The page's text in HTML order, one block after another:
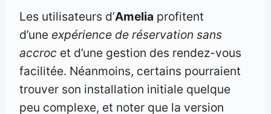
Les utilisateurs d’Amelia profitent
d’une expérience de réservation sans
accroc et d’une gestion des rendez-vous
facilitée. Néanmoins, certains pourraient
trouver son installation initiale quelque
peu complexe, et noter que la version